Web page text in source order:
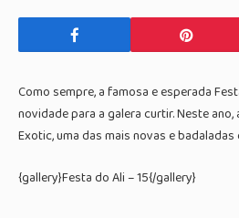
Como sempre, a famosa e esperada
novidade para a galera curtir. Neste
Exotic, uma das mais novas e
{gallery}Festa do Ali – 15{/gallery}